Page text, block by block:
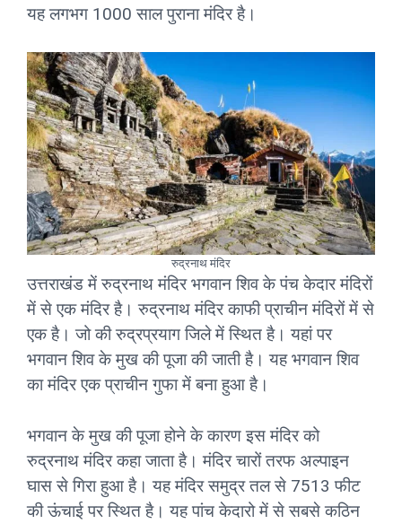
यह लगभग 1000 साल पुराना मंदिर है।
रुद्रनाथ मंदिर
उत्तराखंड में रुद्रनाथ मंदिर भगवान शिव के पंच केदार मंदिरों
में से एक मंदिर है। रुद्रनाथ मंदिर काफी प्राचीन मंदिरों में से
एक है। जो की रुद्रप्रयाग जिले में स्थित है। यहां पर
भगवान शिव के मुख की पूजा की जाती है। यह भगवान शिव
का मंदिर एक प्राचीन गुफा में बना हुआ है।
भगवान के मुख की पूजा होने के कारण इस मंदिर को
रुद्रनाथ मंदिर कहा जाता है। मंदिर चारों तरफ अल्पाइन
घास से गिरा हुआ है। यह मंदिर समुद्र तल से 7513 फीट
की ऊंचाई पर स्थित है। यह पांच केदारो में से सबसे कठिन